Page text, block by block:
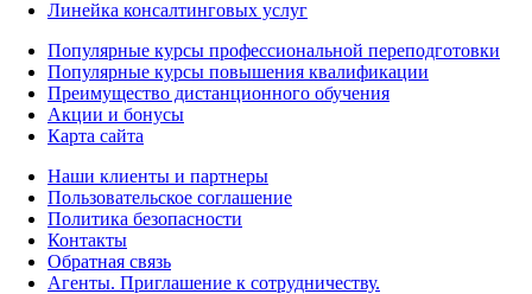
Линейка консалтинговых услуг
Популярные курсы профессиональной переподготовки
Популярные курсы повышения квалификации
Преимущество дистанционного обучения
Акции и бонусы
Карта сайта
Наши клиенты и партнеры
Пользовательское соглашение
Политика безопасности
Контакты
Обратная связь
Агенты. Приглашение к сотрудничеству.